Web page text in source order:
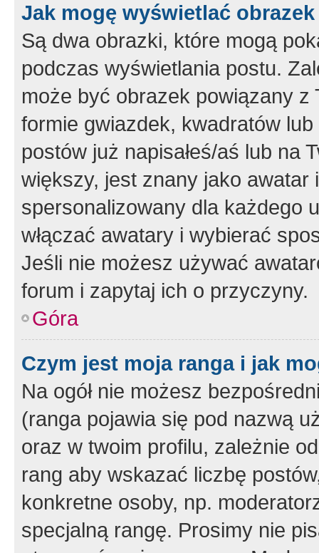
Jak mogę wyświetlać
Są dwa obrazki, które mogą
podczas wyświetlania postu.
może być obrazek powiązany z
formie gwiazdek, kwadratów
postów już napisałeś/aś lub na
większy, jest znany jako
spersonalizowany dla każdego
włączać awatary i wybierać
Jeśli nie możesz używać
forum i zapytaj ich o przyczyny.
Góra
Czym jest moja ranga i jak
Na ogół nie możesz
(ranga pojawia się pod nazwą
oraz w twoim profilu, zależnie
rang aby wskazać liczbę
konkretne osoby, np.
specjalną rangę. Prosimy nie